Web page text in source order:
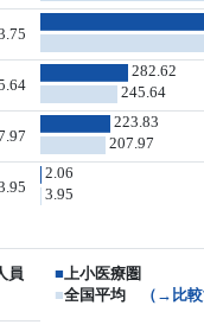
282.62
245.64
223.83
207.97
2.06
3.95
員 ■上小医療圏
■全国平均 （→比